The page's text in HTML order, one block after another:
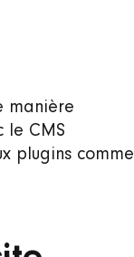
manière
le CMS
plugins comme